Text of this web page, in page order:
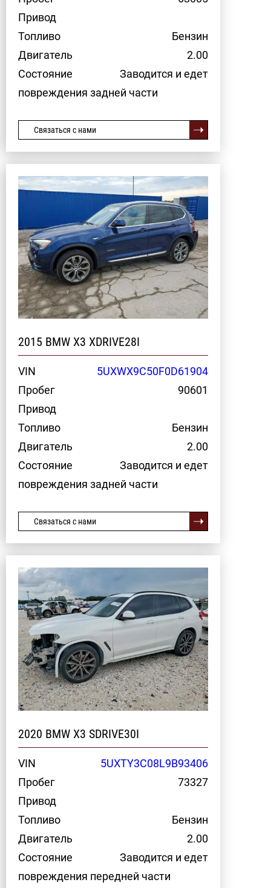
Привод
Топливо
Бензин
Двигатель
2.00
Состояние
Заводится и едет
повреждения задней части
Связаться с нами
2015 BMW X3 XDRIVE28I
VIN
5UXWX9C50F0D61904
Пробег
90601
Привод
Топливо
Бензин
Двигатель
2.00
Состояние
Заводится и едет
повреждения задней части
Связаться с нами
2020 BMW X3 SDRIVE30I
VIN
5UXTY3C08L9B93406
Пробег
73327
Привод
Топливо
Бензин
Двигатель
2.00
Состояние
Заводится и едет
повреждения передней части